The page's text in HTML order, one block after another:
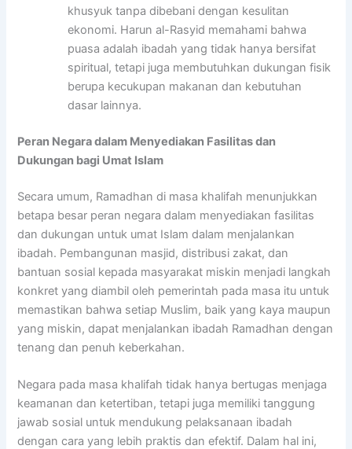
khusyuk tanpa dibebani dengan kesulitan
ekonomi. Harun al-Rasyid memahami bahwa
puasa adalah ibadah yang tidak hanya bersifat
spiritual, tetapi juga membutuhkan dukungan fisik
berupa kecukupan makanan dan kebutuhan
dasar lainnya.
Peran Negara dalam Menyediakan Fasilitas dan
Dukungan bagi Umat Islam
Secara umum, Ramadhan di masa khalifah menunjukkan
betapa besar peran negara dalam menyediakan fasilitas
dan dukungan untuk umat Islam dalam menjalankan
ibadah. Pembangunan masjid, distribusi zakat, dan
bantuan sosial kepada masyarakat miskin menjadi langkah
konkret yang diambil oleh pemerintah pada masa itu untuk
memastikan bahwa setiap Muslim, baik yang kaya maupun
yang miskin, dapat menjalankan ibadah Ramadhan dengan
tenang dan penuh keberkahan.
Negara pada masa khalifah tidak hanya bertugas menjaga
keamanan dan ketertiban, tetapi juga memiliki tanggung
jawab sosial untuk mendukung pelaksanaan ibadah
dengan cara yang lebih praktis dan efektif. Dalam hal ini,